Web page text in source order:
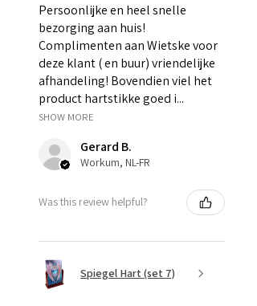
Persoonlijke en heel snelle
bezorging aan huis!
Complimenten aan Wietske voor
deze klant ( en buur) vriendelijke
afhandeling! Bovendien viel het
product hartstikke goed i...
SHOW MORE
Gerard B.
Workum, NL-FR
Was this review helpful?
Spiegel Hart (set 7)